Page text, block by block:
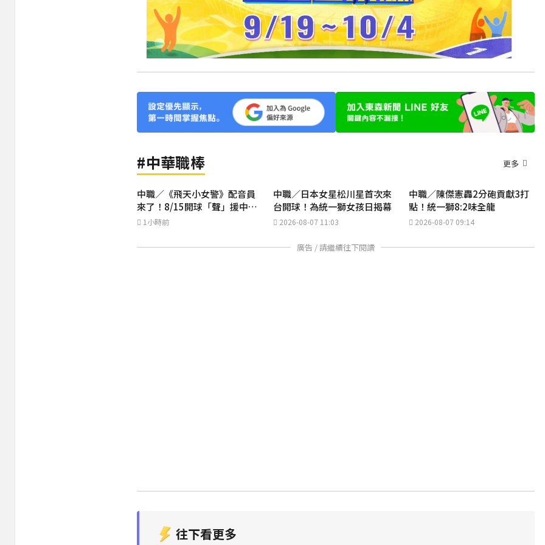
#中華職棒 更多
中職／《飛天小女警》配音員
來了！8/15開球「聲」援中信
兄弟
1小時前
中職／日本女星松川星首次來
台開球！為統一獅女孩日揭幕
2026-08-07 11:03
中職／陳傑憲轟2分砲貢獻3打
點！統一獅8:2味全龍
2026-08-07 09:14
廣告 / 請繼續往下閱讀
往下看更多